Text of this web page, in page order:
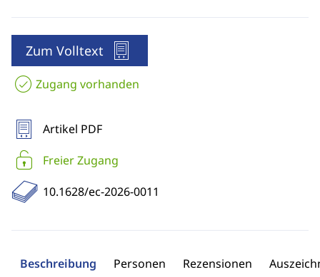
Zum Volltext
Zugang vorhanden
Artikel PDF
Freier Zugang
10.1628/ec-2026-0011
Beschreibung Personen Rezensionen